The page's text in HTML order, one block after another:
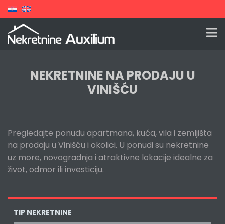
NEKRETNINE NA PRODAJU U
VINIŠĆU
Pregledajte ponudu apartmana, kuća, vila i zemljišta
na prodaju u Vinišću i okolici. U ponudi su nekretnine
uz more, novogradnja i atraktivne lokacije idealne za
život, odmor ili investiciju.
TIP NEKRETNINE